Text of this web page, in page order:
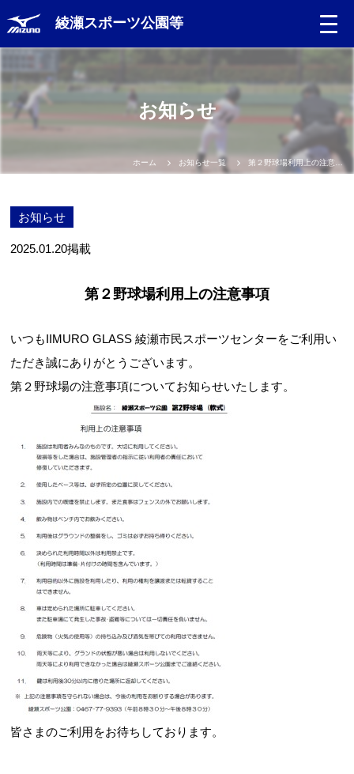
綾瀬スポーツ公園等
Language
日本語
English
お問合せフォーム
綾瀬市 公共施設予約システム
Webアクセシビリティについて
文字サイズ 標準
お知らせ
ホーム お知らせ一覧 第２野球場利用上の注意事項
お知らせ
2025.01.20掲載
第２野球場利用上の注意事項
いつもIIMURO GLASS 綾瀬市民スポーツセンターをご利用い
ただき誠にありがとうございます。
第２野球場の注意事項についてお知らせいたします。
皆さまのご利用をお待ちしております。